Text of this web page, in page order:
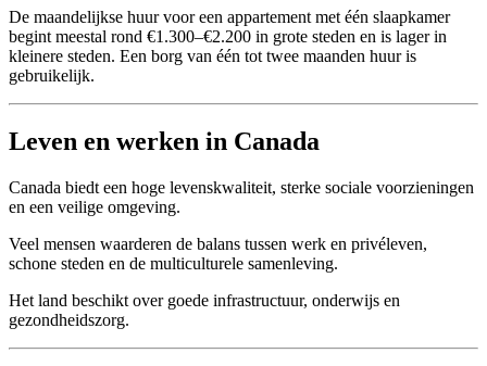
De maandelijkse huur voor een appartement met één slaapkamer
begint meestal rond €1.300–€2.200 in grote steden en is lager in
kleinere steden. Een borg van één tot twee maanden huur is
gebruikelijk.
Leven en werken in Canada
Canada biedt een hoge levenskwaliteit, sterke sociale voorzieningen
en een veilige omgeving.
Veel mensen waarderen de balans tussen werk en privéleven,
schone steden en de multiculturele samenleving.
Het land beschikt over goede infrastructuur, onderwijs en
gezondheidszorg.